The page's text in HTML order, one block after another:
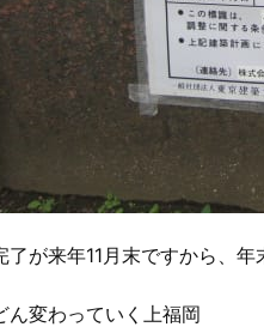
了が来年11月末ですから、
ん変わっていく上福岡